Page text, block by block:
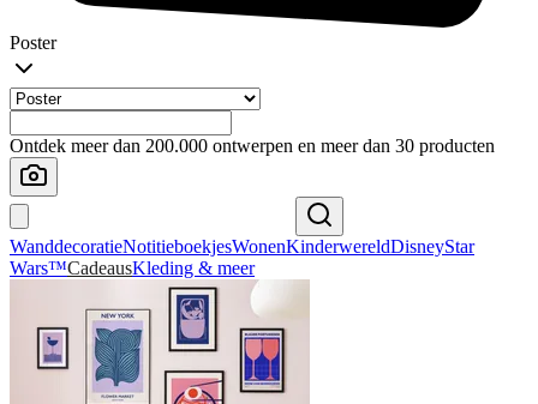
Poster
Ontdek meer dan 200.000 ontwerpen en meer dan 30 producten
WanddecoratieNotitieboekjesWonenKinderwereldDisneyStar
Wars™CadeausKleding & meer